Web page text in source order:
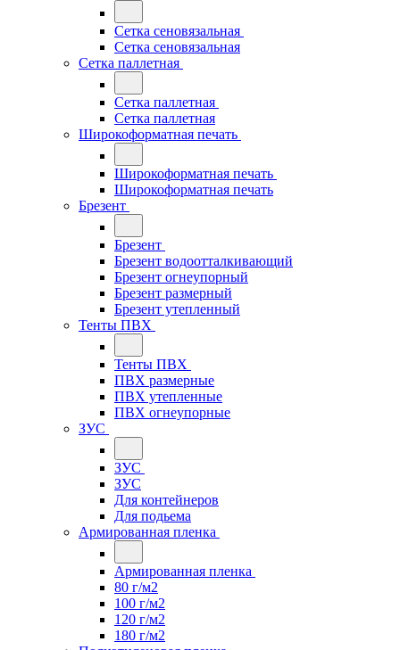
Сетка сеновязальная
Сетка сеновязальная
Сетка паллетная
Сетка паллетная
Сетка паллетная
Широкоформатная печать
Широкоформатная печать
Широкоформатная печать
Брезент
Брезент
Брезент водоотталкивающий
Брезент огнеупорный
Брезент размерный
Брезент утепленный
Тенты ПВХ
Тенты ПВХ
ПВХ размерные
ПВХ утепленные
ПВХ огнеупорные
ЗУС
ЗУС
ЗУС
Для контейнеров
Для подьема
Армированная пленка
Армированная пленка
80 г/м2
100 г/м2
120 г/м2
180 г/м2